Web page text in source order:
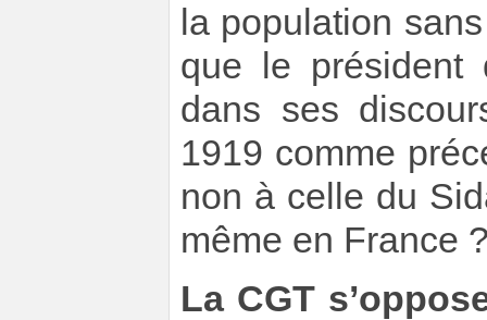
la population
que le président
dans ses
1919 comme
non à celle du
même en France
La CGT